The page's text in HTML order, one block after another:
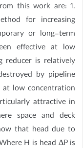
this work are: 1.
for increasing
or long-term
effective at low
reducer is relatively
by pipeline
at low concentration
attractive in
space and deck
that head due to
H is head ∆P is